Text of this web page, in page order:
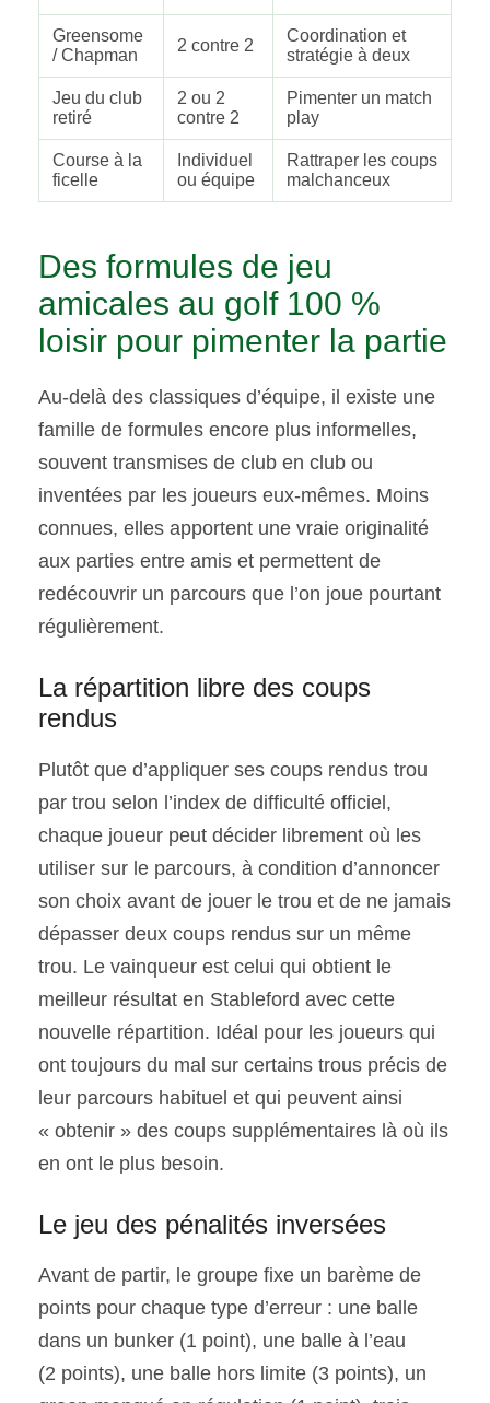
Greensome
/ Chapman
2 contre 2
Coordination et
stratégie à deux
Jeu du club
retiré
2 ou 2
contre 2
Pimenter un match
play
Course à la
ficelle
Individuel
ou équipe
Rattraper les coups
malchanceux
Des formules de jeu
amicales au golf 100 %
loisir pour pimenter la partie
Au-delà des classiques d’équipe, il existe une
famille de formules encore plus informelles,
souvent transmises de club en club ou
inventées par les joueurs eux-mêmes. Moins
connues, elles apportent une vraie originalité
aux parties entre amis et permettent de
redécouvrir un parcours que l’on joue pourtant
régulièrement.
La répartition libre des coups
rendus
Plutôt que d’appliquer ses coups rendus trou
par trou selon l’index de difficulté officiel,
chaque joueur peut décider librement où les
utiliser sur le parcours, à condition d’annoncer
son choix avant de jouer le trou et de ne jamais
dépasser deux coups rendus sur un même
trou. Le vainqueur est celui qui obtient le
meilleur résultat en Stableford avec cette
nouvelle répartition. Idéal pour les joueurs qui
ont toujours du mal sur certains trous précis de
leur parcours habituel et qui peuvent ainsi
« obtenir » des coups supplémentaires là où ils
en ont le plus besoin.
Le jeu des pénalités inversées
Avant de partir, le groupe fixe un barème de
points pour chaque type d’erreur : une balle
dans un bunker (1 point), une balle à l’eau
(2 points), une balle hors limite (3 points), un